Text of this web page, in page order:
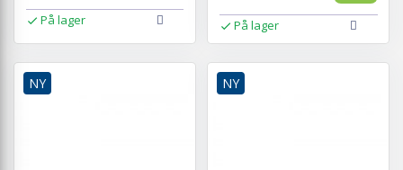
På lager På lager
NY NY